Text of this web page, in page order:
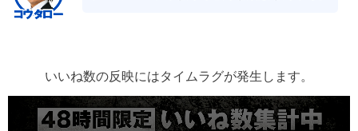
いいね数の反映にはタイムラグが発生します。